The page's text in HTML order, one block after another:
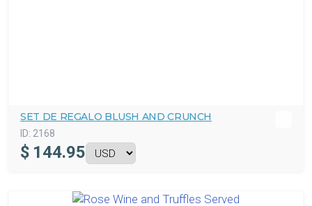
SET DE REGALO BLUSH AND CRUNCH
ID: 2168
$ 144.95